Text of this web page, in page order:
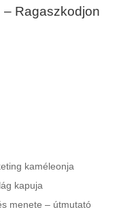
Ragaszkodjon
kaméleonja
kapuja
menete – útmutató